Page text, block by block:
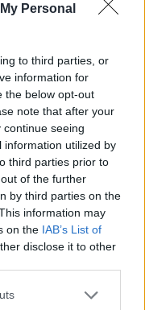
Personal
to third parties, or
information for
the below opt-out
note that after your
seeing
information utilized by
third parties prior to
of the further
by third parties on the
information may
on the IAB’s List of
disclose it to other
one or more Google
nella
sito o
Olbia
tue foto
+39